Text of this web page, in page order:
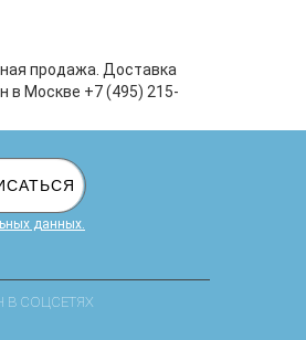
продажа. Доставка
в Москве +7 (495) 215-
данных.
В СОЦСЕТЯХ